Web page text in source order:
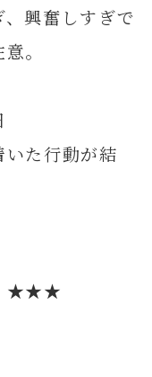
興奮しすぎで
。
た行動が結
：★★★